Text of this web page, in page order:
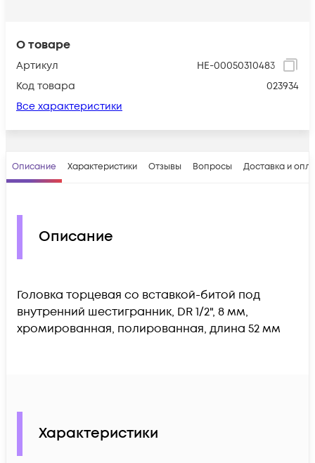
О товаре
Артикул
HE-00050310483
Код товара
023934
Все характеристики
Описание Характеристики Отзывы Вопросы Доставка и
Описание
Головка торцевая со вставкой-битой под
внутренний шестигранник, DR 1/2", 8 мм,
хромированная, полированная, длина 52 мм
Характеристики